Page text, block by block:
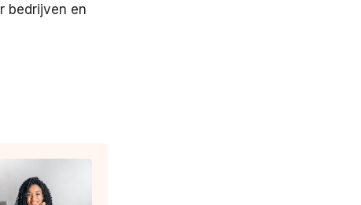
bedrijven en